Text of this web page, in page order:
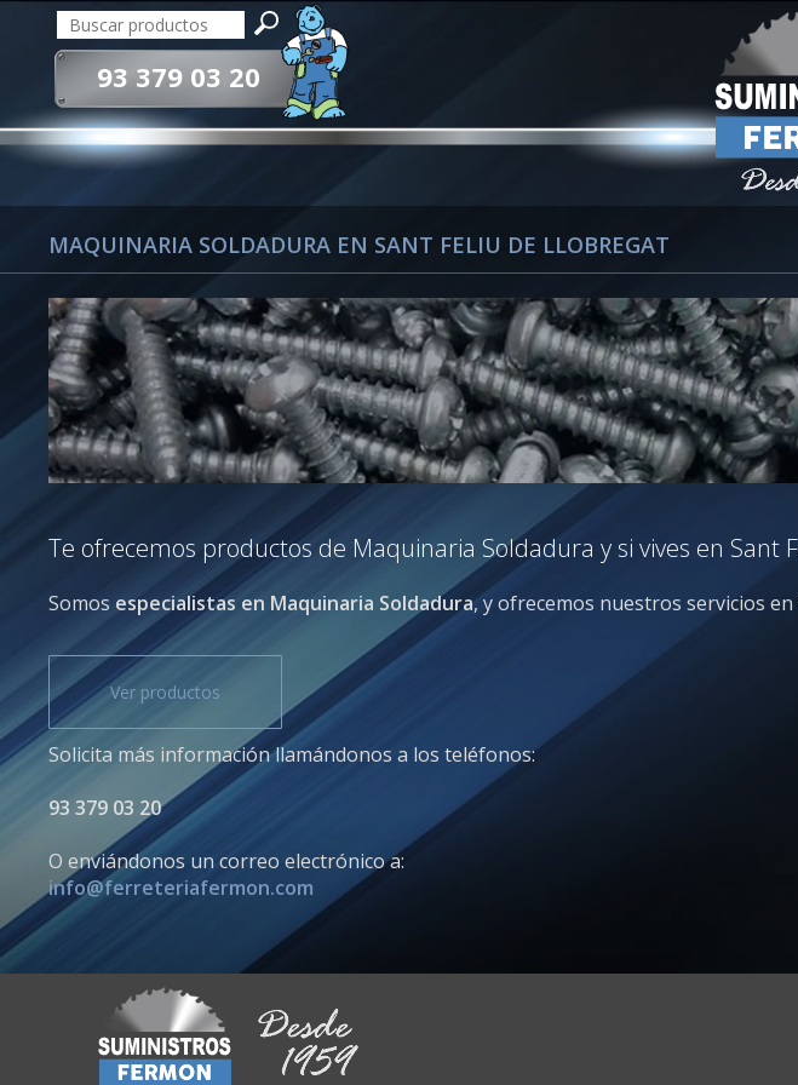
93 379 03 20
MAQUINARIA SOLDADURA EN SANT FELIU DE LLOBREGAT
Te ofrecemos productos de Maquinaria Soldadura y si vives en Sant
Somos especialistas en Maquinaria Soldadura, y ofrecemos nuestros servicios
Ver productos
Solicita más información llamándonos a los teléfonos:
93 379 03 20
O enviándonos un correo electrónico a:
info@ferreteriafermon.com